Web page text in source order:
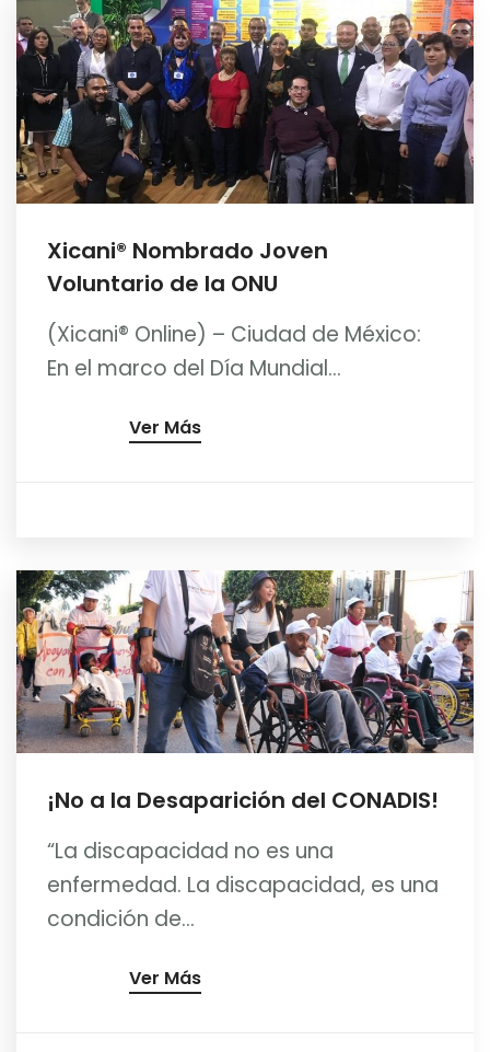
Xicani® Nombrado Joven
Voluntario de la ONU
(Xicani® Online) – Ciudad de México:
En el marco del Día Mundial...
Ver Más
¡No a la Desaparición del CONADIS!
“La discapacidad no es una
enfermedad. La discapacidad, es una
condición de...
Ver Más